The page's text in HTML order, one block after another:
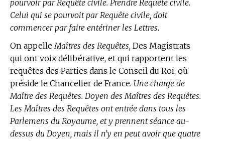
pourvoir par Requête civile. Prendre Requête civile.
Celui qui se pourvoit par Requête civile, doit
commencer par faire entériner les Lettres.
On appelle Maîtres des Requêtes, Des Magistrats
qui ont voix délibérative, et qui rapportent les
requêtes des Parties dans le Conseil du Roi, où
préside le Chancelier de France. Une charge de
Maître des Requêtes. Doyen des Maîtres des Requêtes.
Les Maîtres des Requêtes ont entrée dans tous les
Parlemens du Royaume, et y prennent séance au-
dessus du Doyen, mais il n’y en peut avoir que quatre